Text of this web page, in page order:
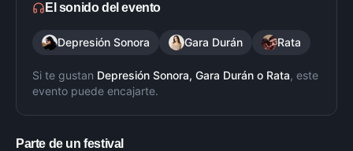
El sonido del evento
Depresión Sonora Gara Durán Rata
Si te gustan Depresión Sonora, Gara Durán o Rata, este
evento puede encajarte.
Parte de un festival